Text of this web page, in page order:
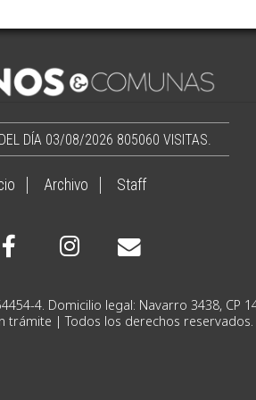
N° 2954 DEL DÍA 03/08/2026 805060 VISITAS.
Archivo Staff
Ignacio Andrés García. CUIT:20-30654454-4. Domicilio
trámite | Todos los derechos reservados.